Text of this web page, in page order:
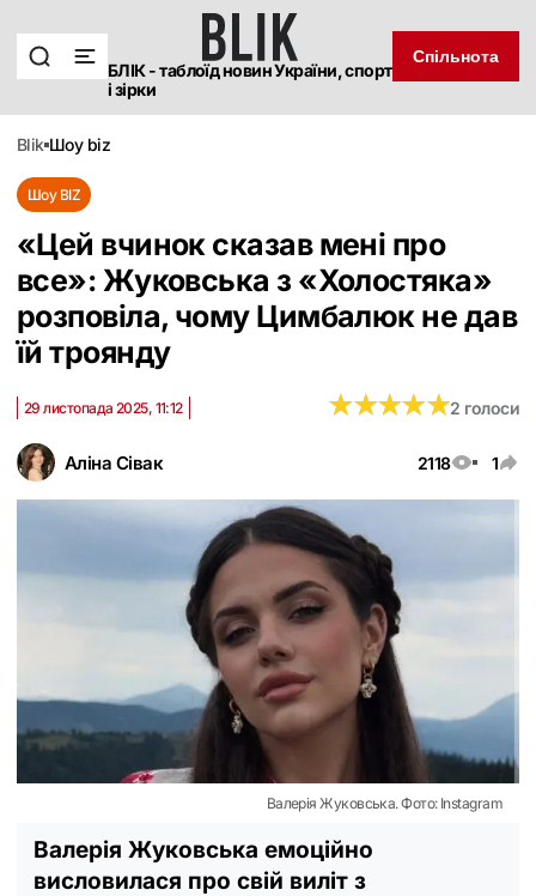
БЛІК - таблоїд новин України, спорт
і зірки
Спільнота
blik шоу biz
Шоу BIZ
«Цей вчинок сказав мені про
все»: Жуковська з «Холостяка»
розповіла, чому Цимбалюк не дав
їй троянду
Аліна Сівак 2118 1
29 листопада 2025, 11:12 ★★★★★
★★★★★2 голоси
Валерія Жуковська. Фото: Instagram
Валерія Жуковська емоційно
висловилася про свій виліт з